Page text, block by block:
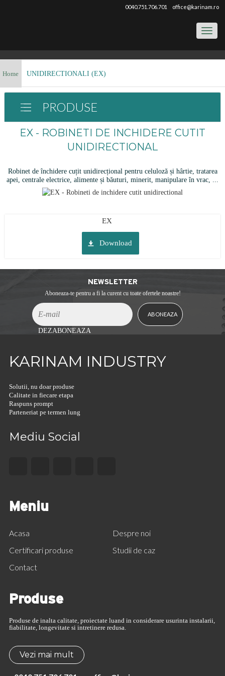
0040.751.706.701 office@karinam.ro
Home UNIDIRECTIONALI (EX)
PRODUSE
EX - ROBINETI DE INCHIDERE CUTIT
UNIDIRECTIONAL
Robinet de închidere cuțit unidirecțional pentru celuloză și hârtie, tratarea
apei, centrale electrice, alimente și băuturi, minerit, manipulare în vrac, ...
EX
Download
NEWSLETTER
Aboneaza-te pentru a fi la curent cu toate ofertele noastre!
DEZABONEAZA
KARINAM INDUSTRY
Solutii, nu doar produse
Calitate in fiecare etapa
Raspuns prompt
Parteneriat pe termen lung
Mediu Social
Meniu
Acasa
Despre noi
Certificari produse
Studii de caz
Contact
Produse
Produse de inalta calitate, proiectate luand in considerare usurinta instalarii,
fiabilitate, longevitate si intretinere redusa.
Vezi mai mult